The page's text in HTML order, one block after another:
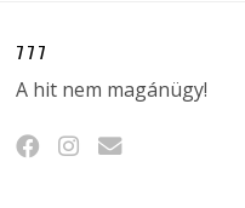
777
A hit nem magánügy!